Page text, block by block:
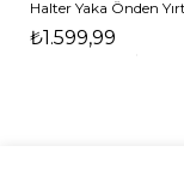
₺1.599,99